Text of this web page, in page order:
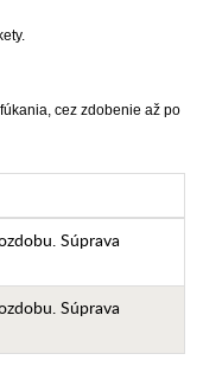
cez zdobenie až po
Súprava
Súprava